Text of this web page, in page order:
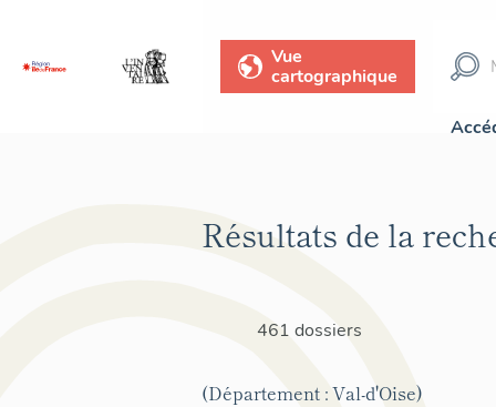
Vue
cartographique
Résultats de la
461 dossiers
(Département : Val-d'Oise)